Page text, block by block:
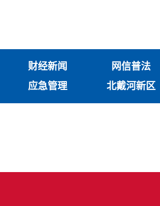
财经新闻
网信普法
应急管理 北戴河新区